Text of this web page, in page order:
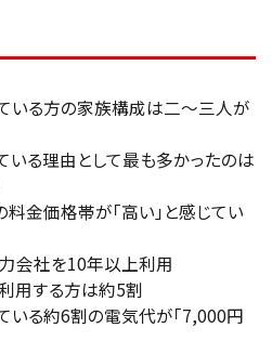
いる方の家族構成は二～三人が
る理由として最も多かったのは
金価格帯が「高い」と感じてい
会社を10年以上利用
用する方は約5割
いる約6割の電気代が「7,000円